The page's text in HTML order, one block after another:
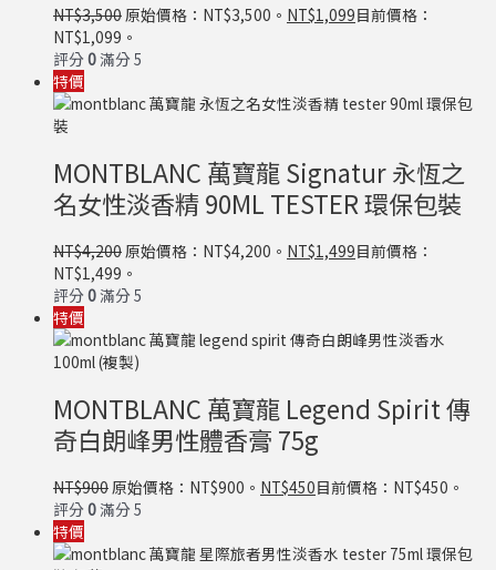
NT$3,500 原始價格：NT$3,500。 NT$1,099目前價格：
NT$1,099。
評分 0滿分 5
特價
MONTBLANC 萬寶龍 Signatur 永恆之
名女性淡香精 90ML TESTER 環保包裝
NT$4,200 原始價格：NT$4,200。 NT$1,499目前價格：
NT$1,499。
評分 0滿分 5
特價
MONTBLANC 萬寶龍 Legend Spirit 傳
奇白朗峰男性體香膏 75g
NT$900 原始價格：NT$900。 NT$450目前價格：NT$450。
評分 0滿分 5
特價